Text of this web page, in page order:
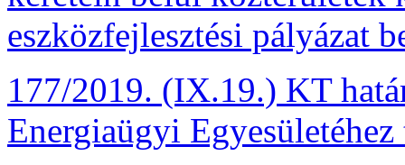
eszközfejlesztési pályázat
177/2019. (IX.19.) KT
Energiaügyi